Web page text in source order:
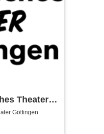
Theater
Göttingen